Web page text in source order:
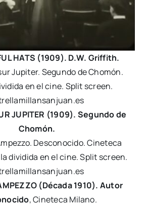
HATS (1909). D.W. Griffith.
JUPITER (1909). Segundo de
Chomón.
(Década 1910). Autor
, Cineteca Milano.